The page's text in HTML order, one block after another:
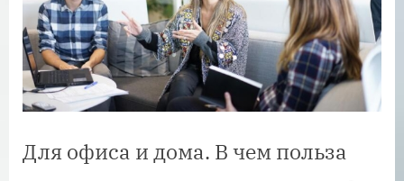
Для офиса и дома. В чем польза